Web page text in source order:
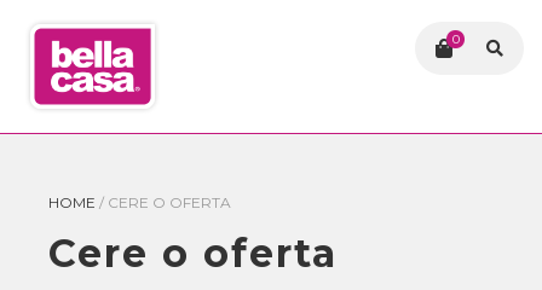
0
HOME / CERE O OFERTA
Cere o oferta